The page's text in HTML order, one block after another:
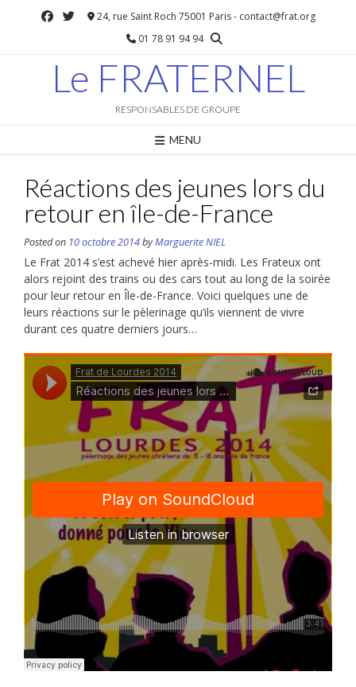
24, rue Saint Roch 75001 Paris - contact@frat.org
01 78 91 94 94
Le FRATERNEL
RESPONSABLES DE GROUPE
MENU
Réactions des jeunes lors du
retour en île-de-France
Posted on 10 octobre 2014byMarguerite NIEL
Le Frat 2014 s’est achevé hier après-midi. Les Frateux ont
alors rejoint des trains ou des cars tout au long de la soirée
pour leur retour en Île-de-France. Voici quelques une de
leurs réactions sur le pèlerinage qu’ils viennent de vivre
durant ces quatre derniers jours…